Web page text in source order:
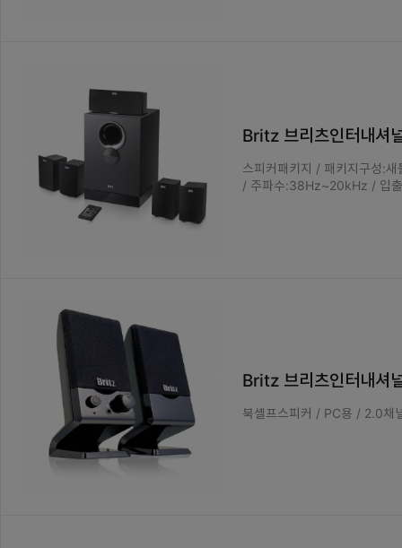
Britz 브리츠인터내
스피커패키지 / 패키지구성:
/ 주파수:38Hz~20kHz / 입
Britz 브리츠인터내셔
북셸프스피커 / PC용 / 2.0